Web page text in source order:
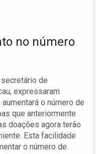
no número
de
expressaram
o número de
que anteriormente
doações agora terão
Esta facilidade
o número de